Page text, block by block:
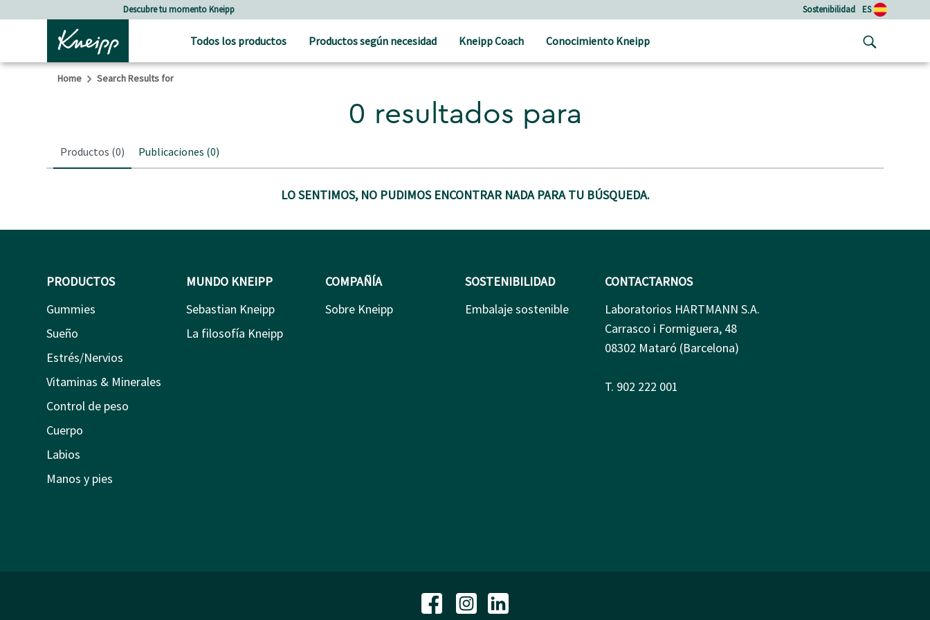
Descubre tu momento Kneipp Sostenibilidad ES
Todos los productos Productos según necesidad Kneipp Coach Conocimiento Kneipp
Home Search Results for
0 resultados para
Productos (0) Publicaciones (0)
LO SENTIMOS, NO PUDIMOS ENCONTRAR NADA PARA TU BÚSQUEDA.
PRODUCTOS
Gummies
Sueño
Estrés/Nervios
Vitaminas & Minerales
Control de peso
Cuerpo
Labios
Manos y pies
MUNDO KNEIPP
Sebastian Kneipp
La filosofía Kneipp
COMPAÑÍA
Sobre Kneipp
SOSTENIBILIDAD
Embalaje sostenible
CONTACTARNOS
Laboratorios HARTMANN S.A.
Carrasco i Formiguera, 48
08302 Mataró (Barcelona)
T. 902 222 001